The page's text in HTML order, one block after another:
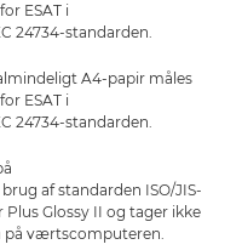
ESAT i
24734-standarden.
A4-papir måles
ESAT i
24734-standarden.
af standarden ISO/JIS-
Glossy II og tager ikke
på værtscomputeren.